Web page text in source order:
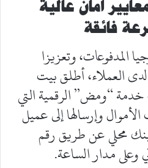
أمان عالية
فائقة
المدفوعات، وتعزيزا
لدى العملاء، أطلق بيت
خدمة “ومض” الرقمية التي
وإرسالها إلى عميل
محلي عن طريق رقم
وعلى مدار الساعة.